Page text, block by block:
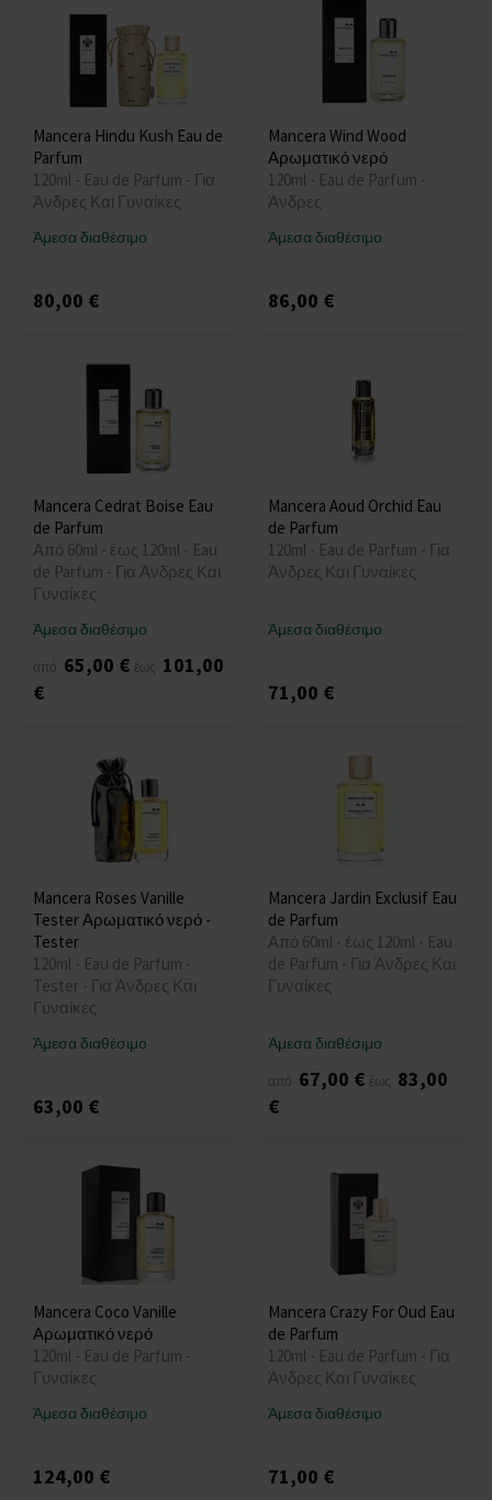
Mancera Hindu Kush Eau de
Parfum
120ml - Eau de Parfum - Για
Άνδρες Και Γυναίκες
Άμεσα διαθέσιμο
80,00 €
Mancera Wind Wood
Αρωματικό νερό
120ml - Eau de Parfum -
Άνδρες
Άμεσα διαθέσιμο
86,00 €
Mancera Cedrat Boise Eau
de Parfum
Από 60ml - έως 120ml - Eau
de Parfum - Για Άνδρες Και
Γυναίκες
Άμεσα διαθέσιμο
από 65,00 € έως 101,00
€
Mancera Aoud Orchid Eau
de Parfum
120ml - Eau de Parfum - Για
Άνδρες Και Γυναίκες
Άμεσα διαθέσιμο
71,00 €
Mancera Roses Vanille
Tester Αρωματικό νερό -
Tester
120ml - Eau de Parfum -
Tester - Για Άνδρες Και
Γυναίκες
Άμεσα διαθέσιμο
63,00 €
Mancera Jardin Exclusif Eau
de Parfum
Από 60ml - έως 120ml - Eau
de Parfum - Για Άνδρες Και
Γυναίκες
Άμεσα διαθέσιμο
από 67,00 € έως 83,00
€
Mancera Coco Vanille
Αρωματικό νερό
120ml - Eau de Parfum -
Γυναίκες
Άμεσα διαθέσιμο
124,00 €
Mancera Crazy For Oud Eau
de Parfum
120ml - Eau de Parfum - Για
Άνδρες Και Γυναίκες
Άμεσα διαθέσιμο
71,00 €